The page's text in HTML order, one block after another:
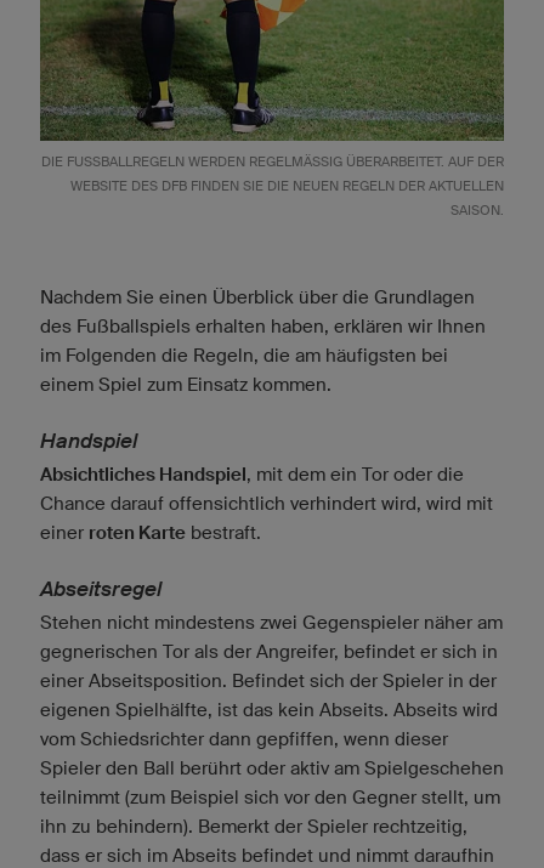
DIE FUSSBALLREGELN WERDEN REGELMÄSSIG ÜBERARBEITET. AUF DER WE
BSITE DES
DFB FINDEN SIE DIE NEUEN REGELN DER AKTUELLEN
SAISON.
Nachdem Sie einen Überblick über die Grundlagen
des Fußballspiels erhalten haben, erklären wir Ihnen
im Folgenden die Regeln, die am häufigsten bei
einem Spiel zum Einsatz kommen.
Handspiel
Absichtliches Handspiel, mit dem ein Tor oder die
Chance darauf offensichtlich verhindert wird, wird mit
einer roten Karte bestraft.
Abseitsregel
Stehen nicht mindestens zwei Gegenspieler näher am
gegnerischen Tor als der Angreifer, befindet er sich in
einer Abseitsposition. Befindet sich der Spieler in der
eigenen Spielhälfte, ist das kein Abseits. Abseits wird
vom Schiedsrichter dann gepfiffen, wenn dieser
Spieler den Ball berührt oder aktiv am Spielgeschehen
teilnimmt (zum Beispiel sich vor den Gegner stellt, um
ihn zu behindern). Bemerkt der Spieler rechtzeitig,
dass er sich im Abseits befindet und nimmt daraufhin